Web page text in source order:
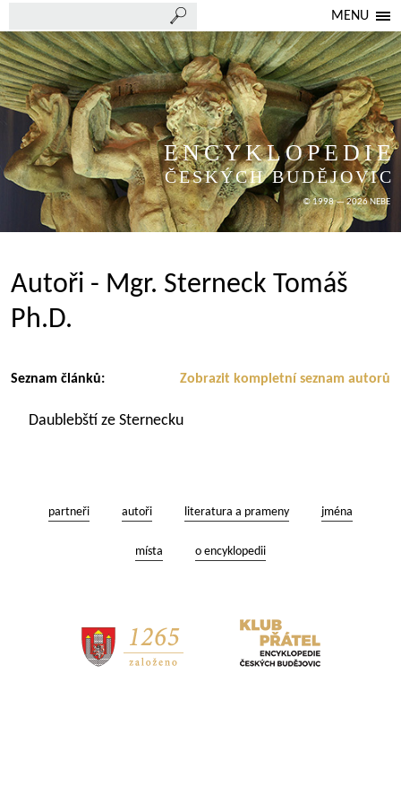
MENU
ENCYKLOPEDIE
ČESKÝCH BUDĚJOVIC
© 1998 — 2026 NEBE
Autoři - Mgr. Sterneck Tomáš
Ph.D.
Zobrazit kompletní seznam autorů
Seznam článků:
Daublebští ze Sternecku
partneři autoři literatura a prameny jména
místa o encyklopedii